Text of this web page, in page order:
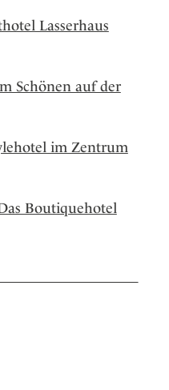
Lasserhaus
Schönen auf der
im Zentrum
Boutiquehotel